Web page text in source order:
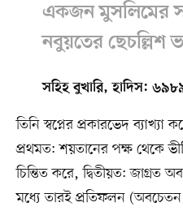
একজন মুসলিমের
নবুয়তের ছেচল্লিশ
সহিহ বুখারি, হাদিস:
তিনি স্বপ্নের প্রকারভেদ ব্যাখ্যা
প্রথমত: শয়তানের পক্ষ থেকে
চিন্তিত করে, দ্বিতীয়ত: জাগ্রত
মধ্যে তারই প্রতিফলন